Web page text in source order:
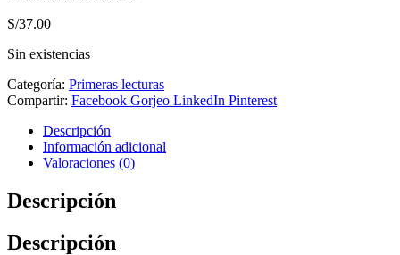
S/37.00
Sin existencias
Categoría: Primeras lecturas
Compartir: Facebook Gorjeo LinkedIn Pinterest
Descripción
Información adicional
Valoraciones (0)
Descripción
Descripción